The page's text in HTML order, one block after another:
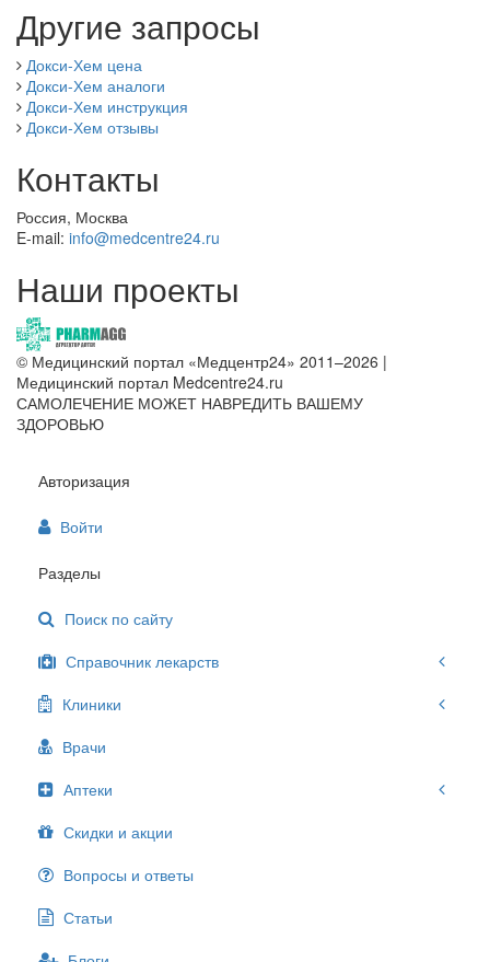
Другие запросы
Докси-Хем цена
Докси-Хем аналоги
Докси-Хем инструкция
Докси-Хем отзывы
Контакты
Россия, Москва
E-mail: info@medcentre24.ru
Наши проекты
© Медицинский портал «Медцентр24» 2011–2026 |
Медицинский портал Medcentre24.ru
САМОЛЕЧЕНИЕ МОЖЕТ НАВРЕДИТЬ ВАШЕМУ
ЗДОРОВЬЮ
Авторизация
Войти
Разделы
Поиск по сайту
Справочник лекарств
Клиники
Врачи
Аптеки
Скидки и акции
Вопросы и ответы
Статьи